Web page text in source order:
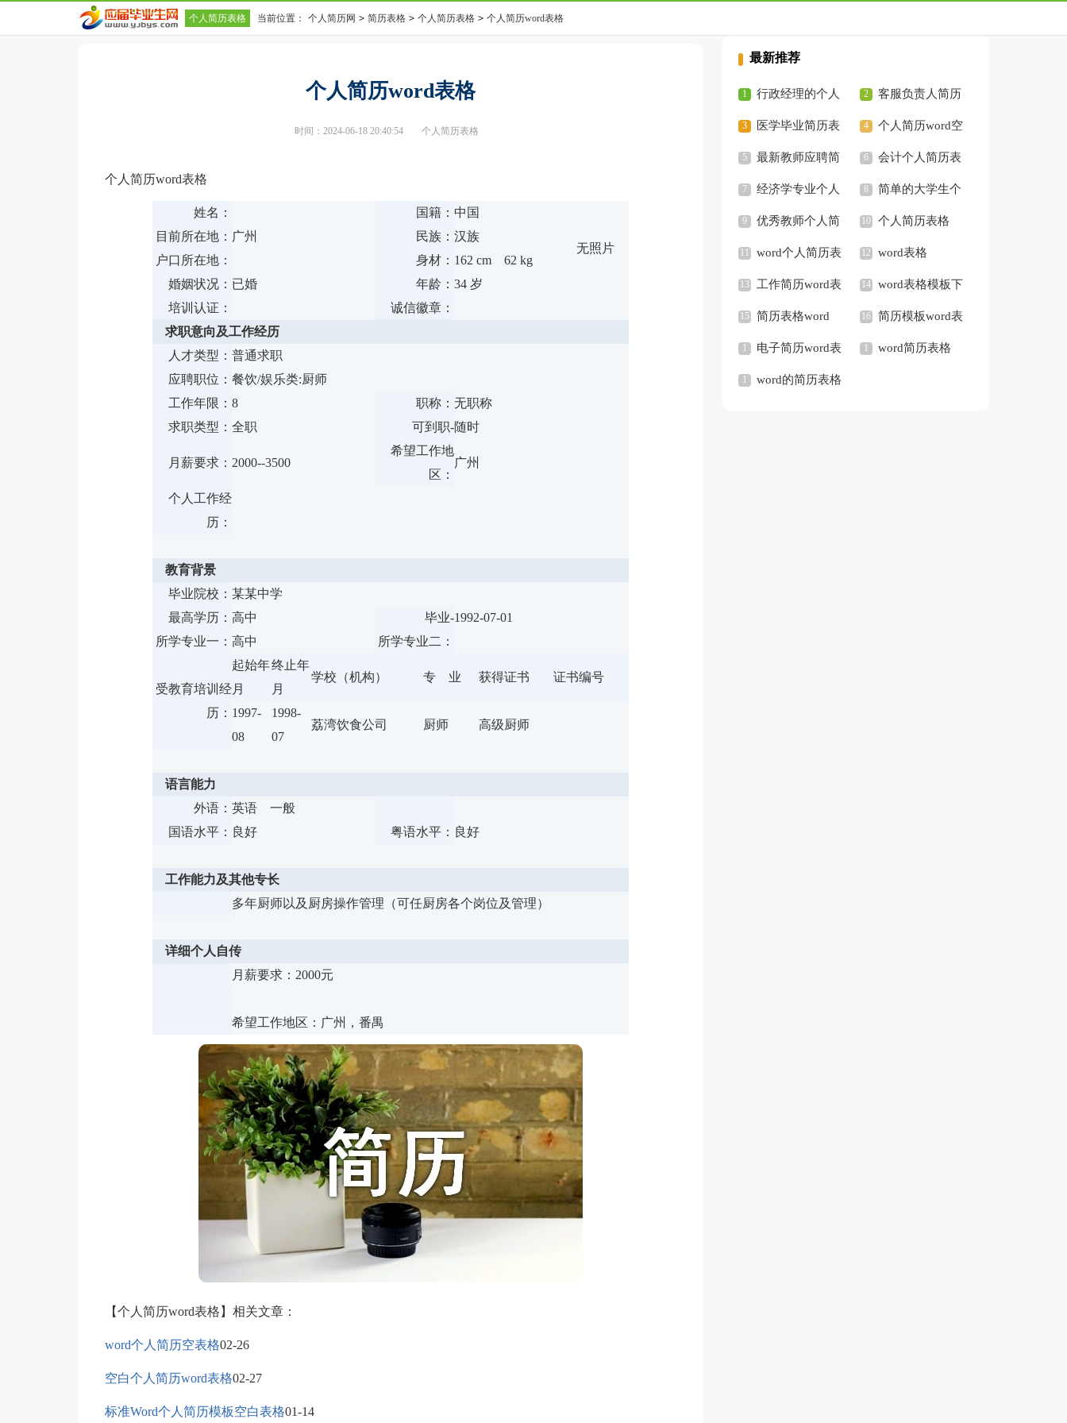
个人简历表格 当前位置： 个人简历网 > 简历表格 > 个人简历表格 > 个人简历word表格
个人简历word表格
时间：2024-06-18 20:40:54 个人简历表格
个人简历word表格
姓名： 国籍： 中国
无照片
目前所在地： 广州 民族： 汉族
户口所在地：
身材： 162 cm 62 kg
婚姻状况： 已婚 年龄： 34 岁
培训认证：
诚信徽章：
求职意向及工作经历
人才类型： 普通求职
应聘职位： 餐饮/娱乐类:厨师
工作年限： 8 职称： 无职称
求职类型： 全职 可到职-随时
月薪要求： 2000--3500
希望工作地
区：
广州
个人工作经
历：
教育背景
毕业院校： 某某中学
最高学历： 高中 毕业-1992-07-01
所学专业一： 高中 所学专业二：
受教育培训经
历：
起始年
月
终止年
月
学校（机构） 专 业 获得证书 证书编号
1997-
08
1998-
07
荔湾饮食公司 厨师 高级厨师
语言能力
外语： 英语 一般
国语水平： 良好 粤语水平： 良好
工作能力及其他专长
多年厨师以及厨房操作管理（可任厨房各个岗位及管理）
详细个人自传
月薪要求：2000元
希望工作地区：广州，番禺
【个人简历word表格】相关文章：
word个人简历空表格02-26
空白个人简历word表格02-27
标准Word个人简历模板空白表格01-14
最新推荐
行政经理的个人
简历表格
客服负责人简历
表格
医学毕业简历表
格
个人简历word空
白表格
最新教师应聘简
历表格
会计个人简历表
格
经济学专业个人
简历表格
简单的大学生个
人简历表格
优秀教师个人简
历表格
个人简历表格
word
word个人简历表
格
word表格
工作简历word表
格
word表格模板下
载
简历表格word 简历模板word表
格
电子简历word表
格
word简历表格
word的简历表格